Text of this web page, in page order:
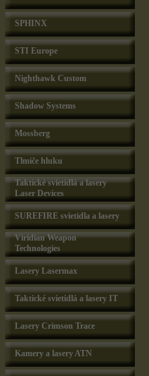
SPHINX
STI Europe
Nighthawk Custom
Shadow Systems
Mossberg
Tlmiče hluku
Taktické svietidlá a lasery
Laser Devices
SUREFIRE svietidla a lasery
Viridian Weapon
Technologies
Lasery Lasermax
Taktické svietidlá a lasery IT
Lasery Crimson Trace
Kamery a lasery ATN